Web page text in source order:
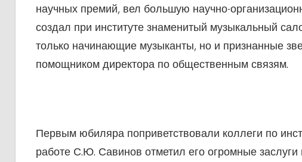
научных премий, вел большую научно-
создал при институте знаменитый музыкальный
только начинающие музыканты, но и признанные
помощником директора по общественным связям.
Первым юбиляра поприветствовали коллеги по
работе С.Ю. Савинов отметил его огромные